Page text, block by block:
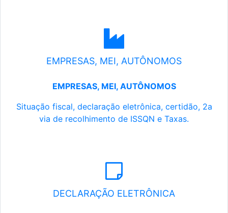
EMPRESAS, MEI, AUTÔNOMOS
EMPRESAS, MEI, AUTÔNOMOS
Situação fiscal, declaração eletrônica, certidão, 2a
via de recolhimento de ISSQN e Taxas.
DECLARAÇÃO ELETRÔNICA